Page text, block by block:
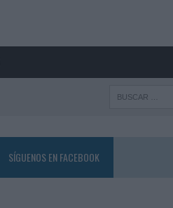
SÍGUENOS EN FACEBOOK